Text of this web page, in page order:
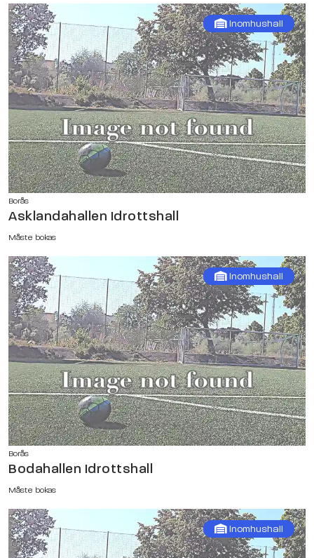
Inomhushall
Borås
Asklandahallen Idrottshall
Måste bokas
Inomhushall
Borås
Bodahallen Idrottshall
Måste bokas
Inomhushall